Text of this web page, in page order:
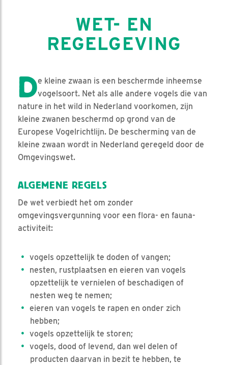
WET- EN
REGELGEVING
De kleine zwaan is een beschermde inheemse
vogelsoort. Net als alle andere vogels die van
nature in het wild in Nederland voorkomen, zijn
kleine zwanen beschermd op grond van de
Europese Vogelrichtlijn. De bescherming van de
kleine zwaan wordt in Nederland geregeld door de
Omgevingswet.
ALGEMENE REGELS
De wet verbiedt het om zonder
omgevingsvergunning voor een flora- en fauna-
activiteit:
vogels opzettelijk te doden of vangen;
nesten, rustplaatsen en eieren van vogels
opzettelijk te vernielen of beschadigen of
nesten weg te nemen;
eieren van vogels te rapen en onder zich
hebben;
vogels opzettelijk te storen;
vogels, dood of levend, dan wel delen of
producten daarvan in bezit te hebben, te